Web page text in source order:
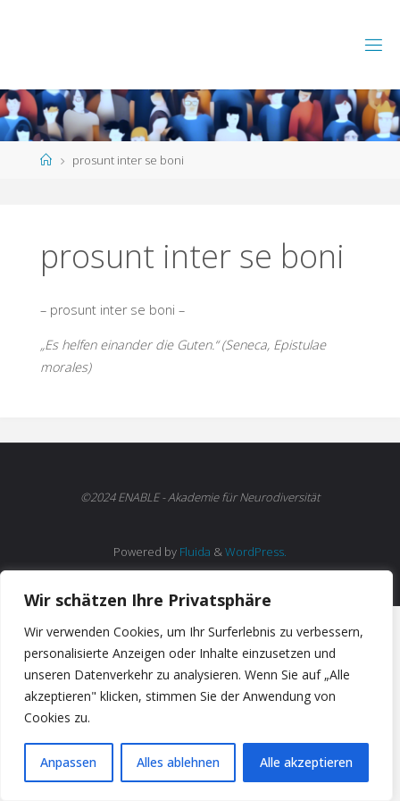
Wir schätzen Ihre Privatsphäre
Wir verwenden Cookies, um Ihr Surferlebnis zu verbessern,
personalisierte Anzeigen oder Inhalte einzusetzen und
unseren Datenverkehr zu analysieren. Wenn Sie auf „Alle
akzeptieren" klicken, stimmen Sie der Anwendung von
Cookies zu.
Anpassen Alles ablehnen Alle akzeptieren
Homeprosunt inter se boni
prosunt inter se boni
– prosunt inter se boni –
„Es helfen einander die Guten.“ (Seneca, Epistulae
morales)
©2024 ENABLE - Akademie für Neurodiversität
Powered by Fluida &WordPress.